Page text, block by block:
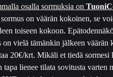
osalla sormuksia on
on väärän kokoinen, se
toiseen kokoon.
on vielä tämänkin jälkeen väärän
20€/krt. Mikäli et tiedä sormesi
tapa lienee tilata sovitusta varten